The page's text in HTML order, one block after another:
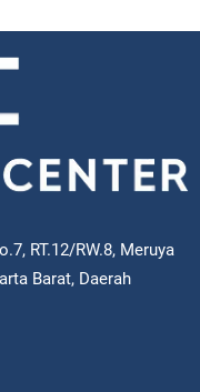
RT.12/RW.8, Meruya
Barat, Daerah